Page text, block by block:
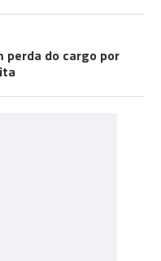
perda do cargo por